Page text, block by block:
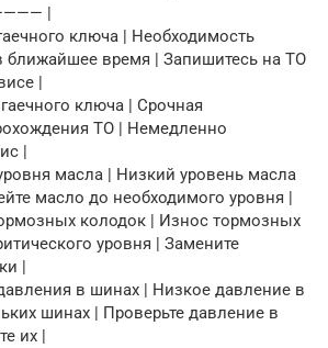
|
ключа | Необходимость
ближайшее время | Запишитесь на ТО
|
ключа | Срочная
ТО | Немедленно
|
масла | Низкий уровень масла
масло до необходимого уровня |
колодок | Износ тормозных
уровня | Замените
|
в шинах | Низкое давление в
шинах | Проверьте давление в
их |